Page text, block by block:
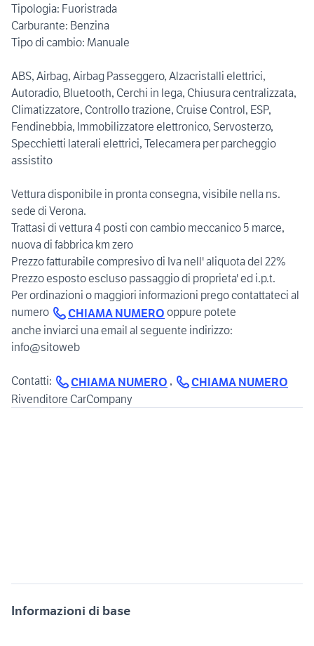
Tipologia: Fuoristrada
Carburante: Benzina
Tipo di cambio: Manuale
ABS, Airbag, Airbag Passeggero, Alzacristalli elettrici,
Autoradio, Bluetooth, Cerchi in lega, Chiusura centralizzata,
Climatizzatore, Controllo trazione, Cruise Control, ESP,
Fendinebbia, Immobilizzatore elettronico, Servosterzo,
Specchietti laterali elettrici, Telecamera per parcheggio
assistito
Vettura disponibile in pronta consegna, visibile nella ns.
sede di Verona.
Trattasi di vettura 4 posti con cambio meccanico 5 marce,
nuova di fabbrica km zero
Prezzo fatturabile compresivo di Iva nell' aliquota del 22%
Prezzo esposto escluso passaggio di proprieta' ed i.p.t.
Per ordinazioni o maggiori informazioni prego contattateci al
numero
CHIAMA NUMERO oppure potete
anche inviarci una email al seguente indirizzo:
info@sitoweb
Contatti: CHIAMA NUMERO ,
CHIAMA NUMERO
Rivenditore CarCompany
Informazioni di base